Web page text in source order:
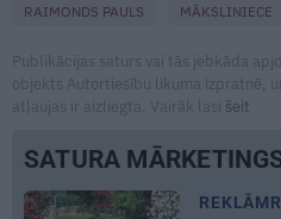
RAIMONDS PAULS MĀKSLINIECE
Publikācijas saturs vai tās jebkāda
objekts Autortiesību likuma izpratnē,
atļaujas ir aizliegta. Vairāk lasi šeit
SATURA